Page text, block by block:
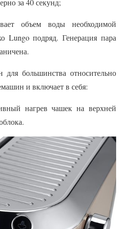
объем воды необходимой
Lungo подряд. Генерация пара
большинства относительно
и включает в себя:
нагрев чашек на верхней